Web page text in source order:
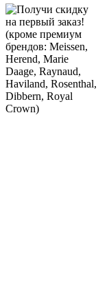
Получи скидку
на первый заказ!
(кроме премиум
брендов: Meissen,
Herend, Marie
Daage, Raynaud,
Haviland, Rosenthal,
Dibbern, Royal
Crown)